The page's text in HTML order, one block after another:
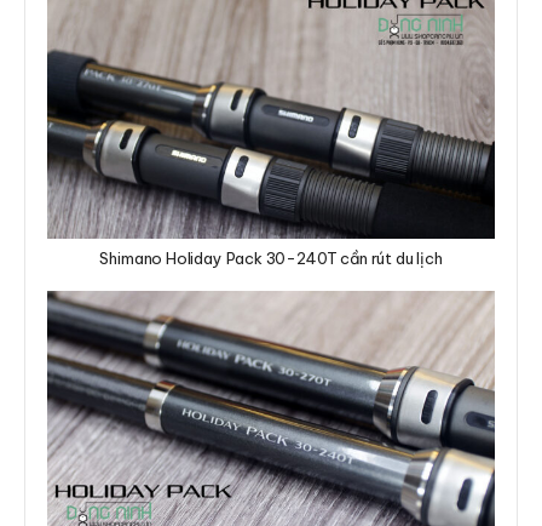
Shimano Holiday Pack 30-240T cần rút du lịch